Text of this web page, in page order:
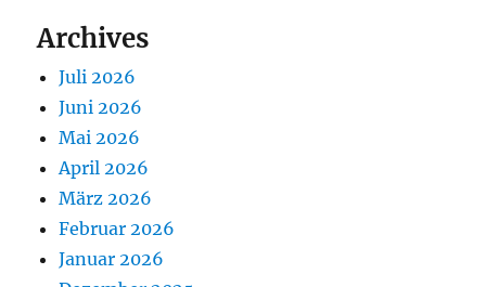
Archives
Juli 2026
Juni 2026
Mai 2026
April 2026
März 2026
Februar 2026
Januar 2026